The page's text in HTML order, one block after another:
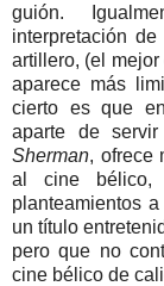
guión.
interpretación de
artillero, (el
aparece más
cierto es que
aparte de
Sherman, ofrece
al cine bélico,
planteamientos
un título
pero que no
cine bélico de